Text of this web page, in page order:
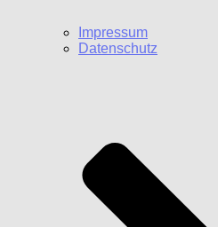
Impressum
Datenschutz